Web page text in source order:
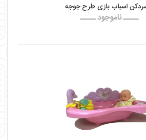
اسباب بازی طرح جوجه
ـــــ ناموجود ـــــ